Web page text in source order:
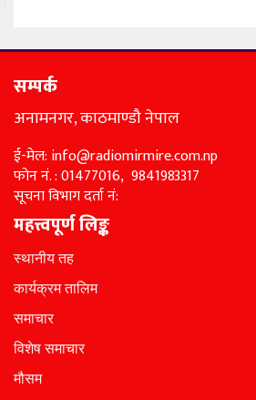
सम्पर्क
अनामनगर, काठमाण्डौ नेपाल
ई-मेल: info@radiomirmire.com.np
फोन नं. : 01477016, 9841983317
सूचना विभाग दर्ता नं:
महत्त्वपूर्ण लिङ्क
स्थानीय तह
कार्यक्रम तालिम
समाचार
विशेष समाचार
मौसम